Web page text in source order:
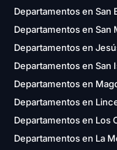
Departamentos en San
Departamentos en San
Departamentos en
Departamentos en San
Departamentos en
Departamentos en
Departamentos en Los
Departamentos en La